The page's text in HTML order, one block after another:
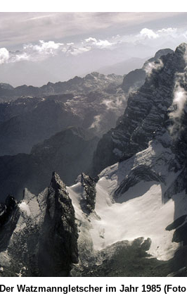
Der Watzmanngletscher im Jahr 1985